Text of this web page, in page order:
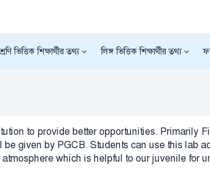
ভিত্তিক শিক্ষার্থীর তথ্য লিঙ্গ ভিত্তিক শিক্ষার্থীর তথ্য
to provide better opportunities. Primarily
given by PGCB. Students can use this lab
which is helpful to our juvenile for